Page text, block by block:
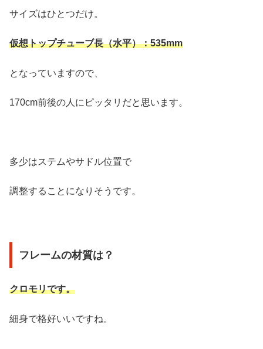
サイズはひとつだけ。
仮想トップチューブ長（水平）：535mm
となっていますので、
170cm前後の人にピッタリだと思います。
多少はステムやサドル位置で
調整することになりそうです。
フレームの材質は？
クロモリです。
細身で格好いいですね。